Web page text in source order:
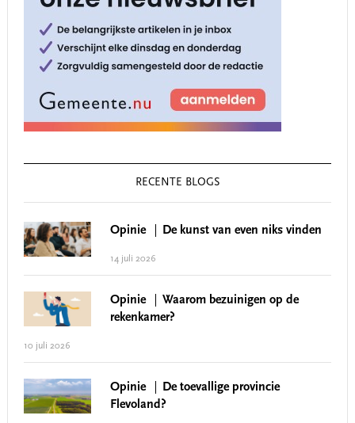
RECENTE BLOGS
Opinie De kunst van even niks vinden
14 juli 2026
Opinie
Waarom bezuinigen op de
rekenkamer?
10 juli 2026
Opinie
De toevallige provincie
Flevoland?